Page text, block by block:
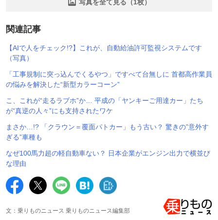
写真を全て見る（1枚）
関連記事
【AIで人をチェック!?】これが、自動給油許可監視システムです
（写真）
「工事規制に突っ込んでくるやつ」ですべて台無しに 首都高作業員
の悩みを解決した“新型カラーコーン”
こ、これが“走るラブホ”か… 平成の「ヤンキーご用達カー」たち
が“真逆の人々”にも支持されたワケ
まさか…!? 「クラウン＝覆面パトカー」もう古い？ 驚きの”意外す
ぎる”車種も
なぜ100馬力超の軽自動車ない？ 日本企業がエンジン出力で横並び
な理由
文：乗りものニュース 乗りものニュース編集部